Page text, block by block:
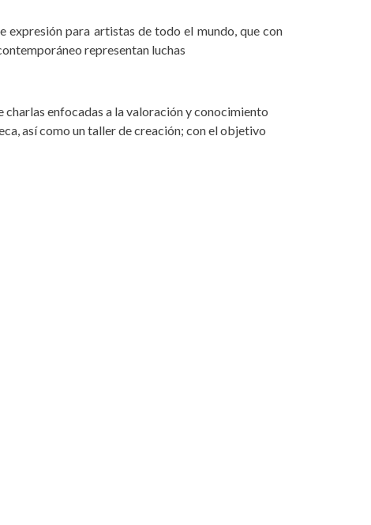
expresión para artistas de todo el mundo, que con
representan luchas
charlas enfocadas a la valoración y conocimiento
así como un taller de creación; con el objetivo